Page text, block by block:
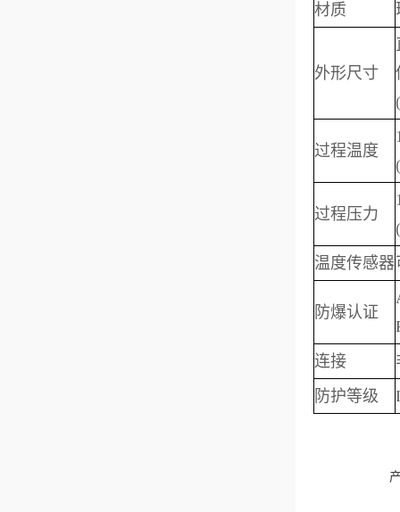
材质
外形尺寸
过程温度
过程压力
温度传感器
防爆认证
连接
防护等级